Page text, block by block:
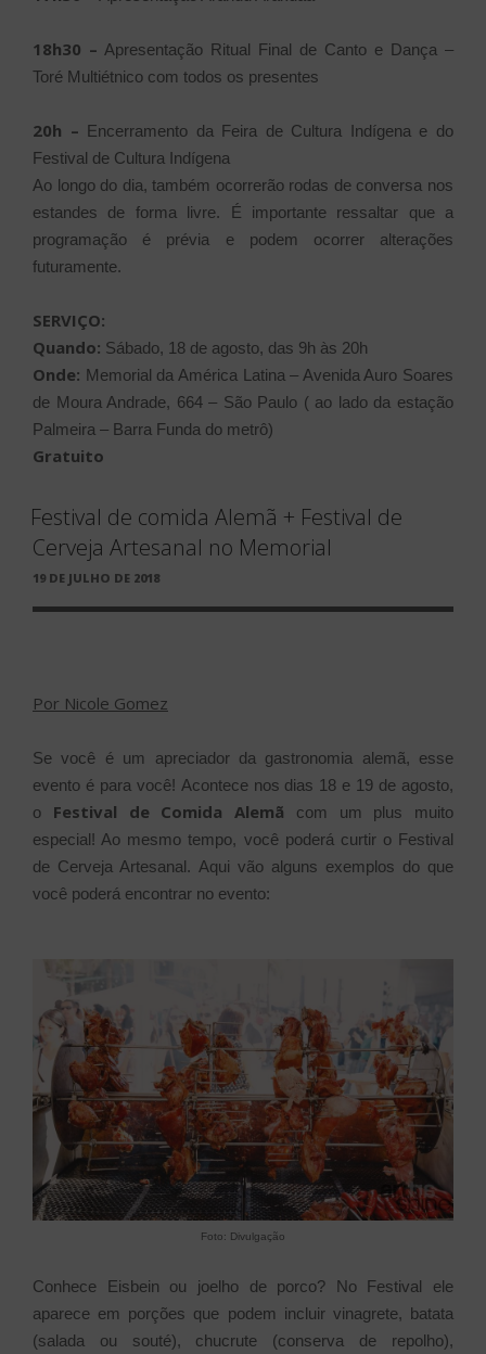
18h30 – Apresentação Ritual Final de Canto e Dança –
Toré Multiétnico com todos os presentes
20h – Encerramento da Feira de Cultura Indígena e do
Festival de Cultura Indígena
Ao longo do dia, também ocorrerão rodas de conversa nos
estandes de forma livre. É importante ressaltar que a
programação é prévia e podem ocorrer alterações
futuramente.
SERVIÇO:
Quando: Sábado, 18 de agosto, das 9h às 20h
Onde: Memorial da América Latina – Avenida Auro Soares
de Moura Andrade, 664 – São Paulo ( ao lado da estação
Palmeira – Barra Funda do metrô)
Gratuito
Festival de comida Alemã + Festival de
Cerveja Artesanal no Memorial
PUBLICADO
19 DE JULHO DE 2018
Por Nicole Gomez
Se você é um apreciador da gastronomia alemã, esse
evento é para você! Acontece nos dias 18 e 19 de agosto,
o Festival de Comida Alemã com um plus muito
especial! Ao mesmo tempo, você poderá curtir o Festival
de Cerveja Artesanal. Aqui vão alguns exemplos do que
você poderá encontrar no evento:
Foto: Divulgação
Conhece Eisbein ou joelho de porco? No Festival ele
aparece em porções que podem incluir vinagrete, batata
(salada ou souté), chucrute (conserva de repolho),